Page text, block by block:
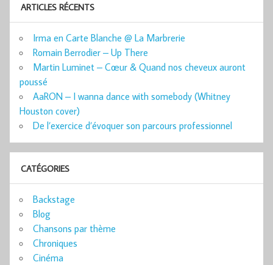
ARTICLES RÉCENTS
Irma en Carte Blanche @ La Marbrerie
Romain Berrodier – Up There
Martin Luminet – Cœur & Quand nos cheveux auront
poussé
AaRON – I wanna dance with somebody (Whitney
Houston cover)
De l’exercice d’évoquer son parcours professionnel
CATÉGORIES
Backstage
Blog
Chansons par thème
Chroniques
Cinéma